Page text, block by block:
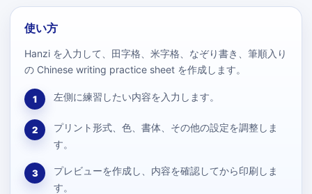
使い方
Hanzi を入力して、田字格、米字格、なぞり書き、筆順入り
の Chinese writing practice sheet を作成します。
1 左側に練習したい内容を入力します。
2
プリント形式、色、書体、その他の設定を調整しま
す。
3
プレビューを作成し、内容を確認してから印刷しま
す。